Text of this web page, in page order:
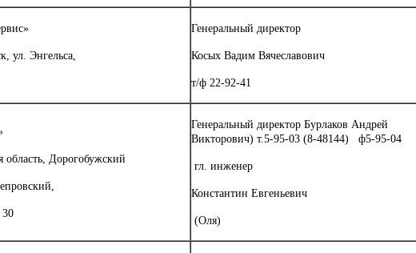
ул. Энгельса,
Генеральный директор
Косых Вадим Вячеславович
т/ф 22-92-41
область, Дорогобужский
30
Генеральный директор Бурлаков Андрей
Викторович) т.5-95-03 (8-48144) ф5-95-04
гл. инженер
Константин Евгеньевич
(Оля)